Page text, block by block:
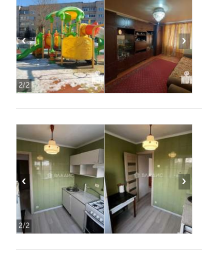
2/2
‹ ›
2/2
‹ ›